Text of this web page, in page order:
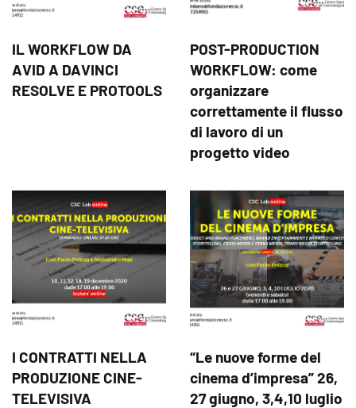
IL WORKFLOW DA
AVID A DAVINCI
RESOLVE E PROTOOLS
POST-PRODUCTION
WORKFLOW: come
organizzare
correttamente il flusso
di lavoro di un
progetto video
I CONTRATTI NELLA
PRODUZIONE CINE-
TELEVISIVA
“Le nuove forme del
cinema d’impresa” 26,
27 giugno, 3,4,10 luglio